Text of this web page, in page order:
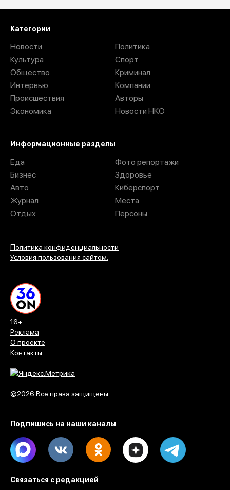
16+
Реклама
О проекте
Контакты
©2026 Все права защищены
Категории
Новости
Культура
Общество
Интервью
Происшествия
Экономика
Политика
Спорт
Криминал
Компании
Авторы
Новости НКО
Информационные разделы
Еда
Бизнес
Авто
Журнал
Отдых
Фото репортажи
Здоровье
Киберспорт
Места
Персоны
Политика конфиденциальности
Условия пользования сайтом.
Подпишись на наши каналы
Max Dzen
Связаться с редакцией